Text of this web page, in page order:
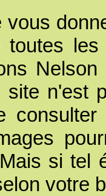
vous
toutes
site n'est
si tel
votre